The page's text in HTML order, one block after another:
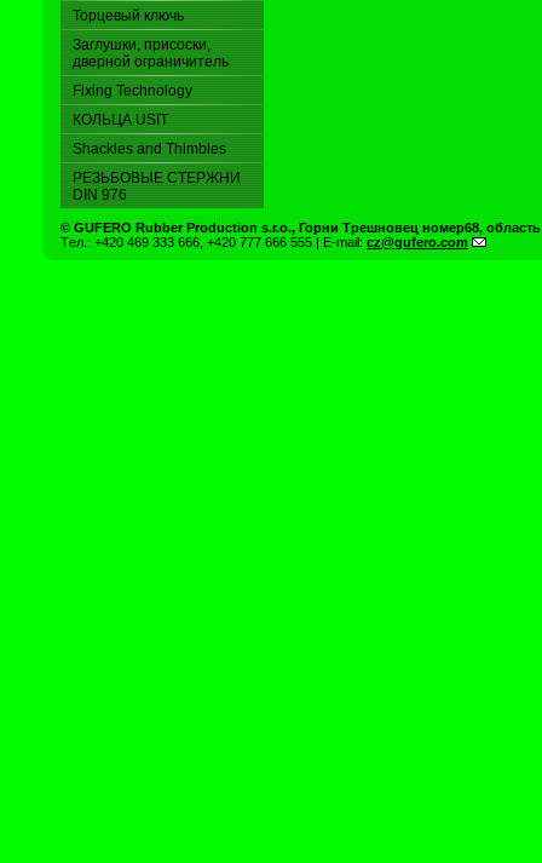
Торцевый ключь
Заглушки, присоски,
дверной ограничитель
Fixing Technology
КОЛЬЦА USIT
Shackles and Thimbles
РЕЗЬБОВЫЕ СТЕРЖНИ
DIN 976
© GUFERO Rubber Production s.r.o., Горни Трешновец номер68,
Тeл .: +420 469 333 666, +420 777 666 555 | E-mail: cz@gufero.com